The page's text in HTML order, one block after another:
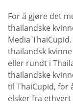
For å gjøre det
thailandske
Media
thailandsk
eller rundt i
thailandske
til ThaiCupid, for
elsker fra